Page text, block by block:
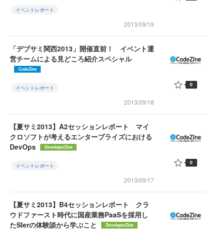
イベントレポート
2013/09/19
「デブサミ関西2013」開催直前！ イベント運
営チームによる見どころ紹介スペシャル
CodeZine
イベントレポート
2013/09/18
0
【夏サミ2013】A2セッションレポート マイ
クロソフトが考えるエンタープライズにおける
DevOps
DeveloperZine
イベントレポート
2013/09/17
0
【夏サミ2013】B4セッションレポート クラ
ウドファースト時代に国産業務PaaSを採用し
たSIerの体験談から学ぶこと
DeveloperZine